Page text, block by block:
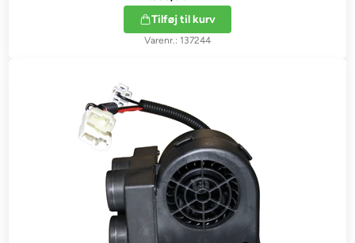
Tilføj til kurv
137244